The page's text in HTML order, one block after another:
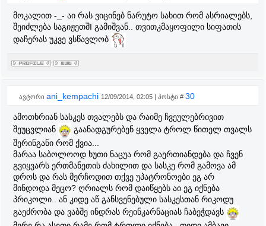
მოკალით -_- აი რას ვიცინებ ნარუტო სახით რომ ასრიალებს,
შეიძლება საგიჟეთშI გამიშვან.. თვითკმაყოფილი სიფათის
დაჩერას უკვე ვსწავლობ
ავტორი ani_kempachi 12/09/2014, 02:05 | პოსტი # 30
ამოთხრიან სასკეს თვალებს და რაიმე ჩვეულებრივით
შეუცვლიან
გაანადგურებენ ყველა ტროლ წითელ თვალს
შერინგანი რომ ქვია...
მარაა საბოლოოდ ხუთი ნაცუა რომ გაერთიანდება და ჩვენ
გვიყვარს ერთმანეთის ძახილით და სასკე რომ გამოვა ამ
დროს და რას მერჩოდით თქვე უპატრონოები ეგ არ
მინდოდა მეცო? ღრიალს რომ დაიწყებს აი ეგ იქნება
პრიკოლი.. ან კიდე აწ განსვენებული სასკესთან რიკოდუ
გაეძრობა და ვაბშე ინდრას რეინკარნაციას ჩაბეჭდავს